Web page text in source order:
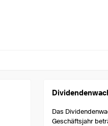
Das
Geschäftsjahr